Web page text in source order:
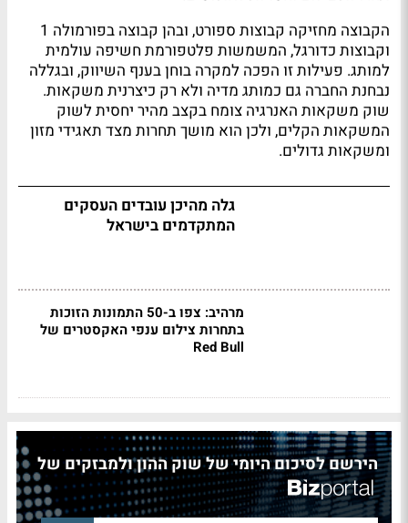
הקבוצה מחזיקה קבוצות ספורט, ובהן קבוצה בפורמולה 1
וקבוצות כדורגל, המשמשות פלטפורמת חשיפה עולמית
למותג. פעילות זו הפכה למקרה בוחן בענף השיווק, ובגללה
נבחנת החברה גם כמותג מדיה ולא רק כיצרנית משקאות.
שוק משקאות האנרגיה צומח בקצב מהיר יחסית לשוק
המשקאות הקלים, ולכן הוא מושך תחרות מצד תאגידי מזון
ומשקאות גדולים.
גלה מהיכן עובדים העסקים
המתקדמים בישראל
מרהיב: צפו ב-50 התמונות הזוכות
בתחרות צילום ענפי האקסטרים של
Red Bull
הירשם לסיכום היומי של שוק ההון ולמבזקים של